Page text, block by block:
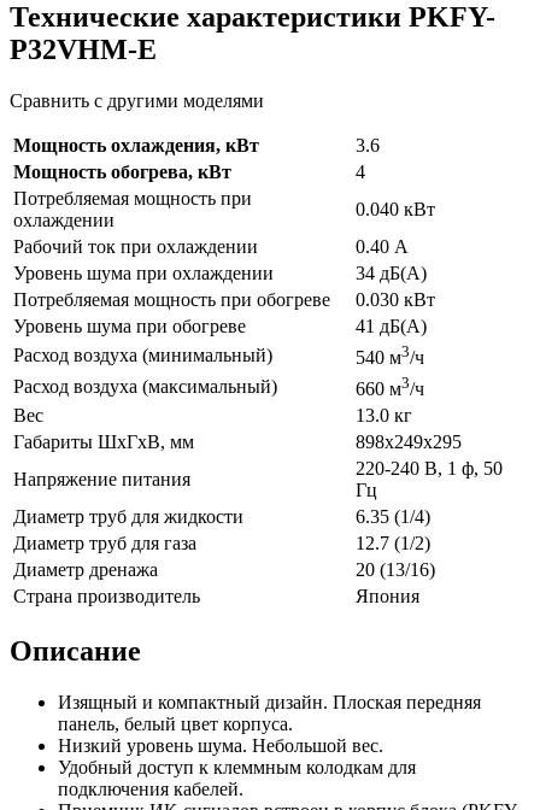
Технические характеристики PKFY-
P32VHM-E
Сравнить с другими моделями
Мощность охлаждения, кВт
3.6
Мощность обогрева, кВт
4
Потребляемая мощность при
охлаждении
0.040 кВт
Рабочий ток при охлаждении
0.40 А
Уровень шума при охлаждении
34 дБ(А)
Потребляемая мощность при обогреве
0.030 кВт
Уровень шума при обогреве
41 дБ(А)
Расход воздуха (минимальный)
540 м3/ч
Расход воздуха (максимальный)
660 м3/ч
Вес
13.0 кг
Габариты ШхГхВ, мм
898x249x295
Напряжение питания
220-240 В, 1 ф, 50
Гц
Диаметр труб для жидкости
6.35 (1/4)
Диаметр труб для газа
12.7 (1/2)
Диаметр дренажа
20 (13/16)
Страна производитель
Япония
Описание
Изящный и компактный дизайн. Плоская передняя
панель, белый цвет корпуса.
Низкий уровень шума. Небольшой вес.
Удобный доступ к клеммным колодкам для
подключения кабелей.